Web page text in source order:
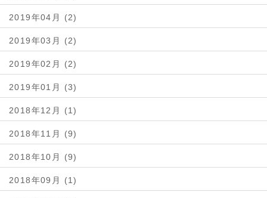
2019年04月 (2)
2019年03月 (2)
2019年02月 (2)
2019年01月 (3)
2018年12月 (1)
2018年11月 (9)
2018年10月 (9)
2018年09月 (1)